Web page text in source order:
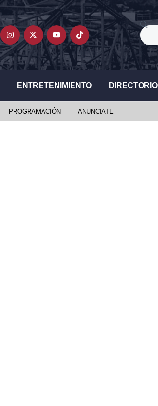
ENTRETENIMIENTO DIRECTORIO
PROGRAMACIÓN ANUNCIATE